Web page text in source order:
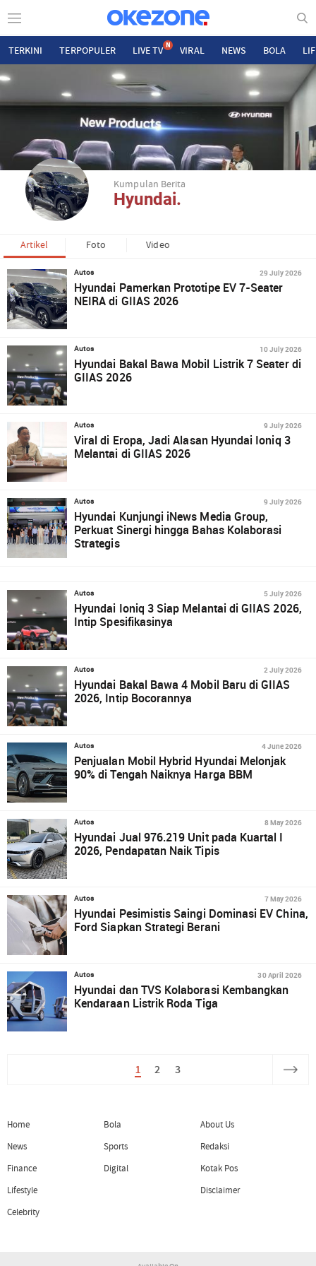
TERKINI TERPOPULER LIVE TV N VIRAL NEWS BOLA
Kumpulan Berita
Hyundai.
Artikel Foto Video
Autos 29 July 2026
Hyundai Pamerkan Prototipe EV 7-Seater
NEIRA di GIIAS 2026
Autos 10 July 2026
Hyundai Bakal Bawa Mobil Listrik 7 Seater di
GIIAS 2026
Autos 9 July 2026
Viral di Eropa, Jadi Alasan Hyundai Ioniq 3
Melantai di GIIAS 2026
Autos 9 July 2026
Hyundai Kunjungi iNews Media Group,
Perkuat Sinergi hingga Bahas Kolaborasi
Strategis
Autos 5 July 2026
Hyundai Ioniq 3 Siap Melantai di GIIAS 2026,
Intip Spesifikasinya
Autos 2 July 2026
Hyundai Bakal Bawa 4 Mobil Baru di GIIAS
2026, Intip Bocorannya
Autos 4 June 2026
Penjualan Mobil Hybrid Hyundai Melonjak
90% di Tengah Naiknya Harga BBM
Autos 8 May 2026
Hyundai Jual 976.219 Unit pada Kuartal I
2026, Pendapatan Naik Tipis
Autos 7 May 2026
Hyundai Pesimistis Saingi Dominasi EV China,
Ford Siapkan Strategi Berani
Autos 30 April 2026
Hyundai dan TVS Kolaborasi Kembangkan
Kendaraan Listrik Roda Tiga
1 2 3
Home
News
Finance
Lifestyle
Celebrity
Bola
Sports
Digital
About Us
Redaksi
Kotak Pos
Disclaimer